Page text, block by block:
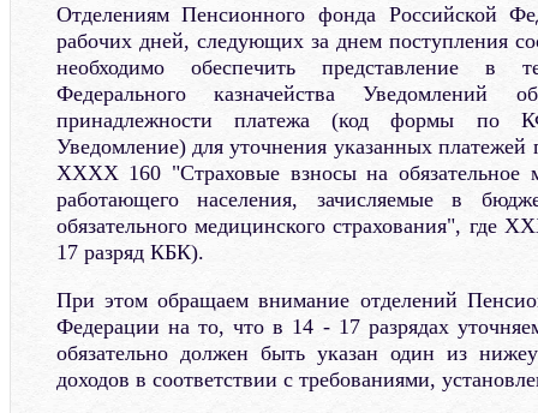
Отделениям Пенсионного фонда Российской
рабочих дней, следующих за днем поступления
необходимо обеспечить представление в
Федерального казначейства
принадлежности платежа (код формы по
Уведомление) для уточнения указанных
XXXX 160 "Страховые взносы на обязательное
работающего населения, зачисляемые в
обязательного медицинского страхования", где
17 разряд КБК).
При этом обращаем внимание отделений
Федерации на то, что в 14 - 17 разрядах
обязательно должен быть указан один из
доходов в соответствии с требованиями,